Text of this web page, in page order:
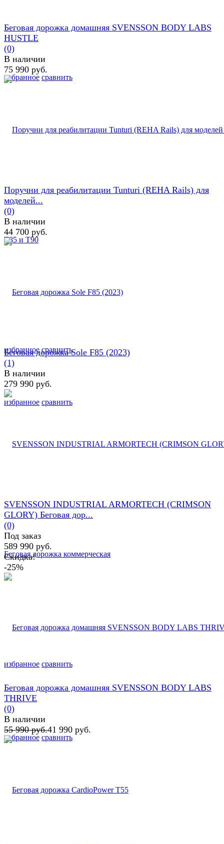
избранное сравнить
Беговая дорожка домашняя SVENSSON BODY LABS
HUSTLE
(0)
В наличии
75 990 руб.
избранное сравнить
Поручни для реабилитации Tunturi (REHA Rails) для
моделей...
(0)
В наличии
44 700 руб.
избранное сравнить
Беговая дорожка Sole F85 (2023)
(1)
В наличии
279 990 руб.
избранное сравнить
SVENSSON INDUSTRIAL ARMORTECH (CRIMSON
GLORY) Беговая дор...
(0)
Под заказ
589 990 руб.
Скидка!
-25%
избранное сравнить
Беговая дорожка домашняя SVENSSON BODY LABS
THRIVE
(0)
В наличии
55 990 руб.41 990 руб.